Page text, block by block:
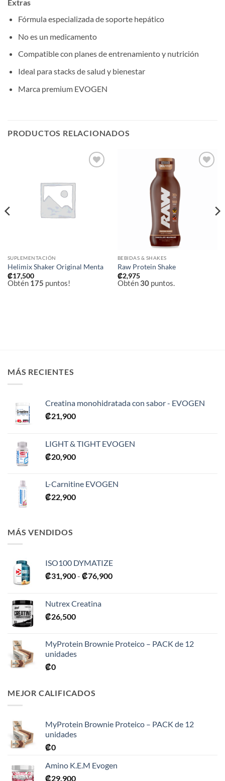
Extras
Fórmula especializada de soporte hepático
No es un medicamento
Compatible con planes de entrenamiento y nutrición
Ideal para stacks de salud y bienestar
Marca premium EVOGEN
PRODUCTOS RELACIONADOS
SUPLEMENTACIÓN
Helimix Shaker Original Menta
₡17,500
Obtén 175 puntos!
BEBIDAS & SHAKES
Raw Protein Shake
₡2,975
Obtén30puntos.
MÁS RECIENTES
Creatina monohidratada con sabor - EVOGEN
₡21,900
LIGHT & TIGHT EVOGEN
₡20,900
L-Carnitine EVOGEN
₡22,900
MÁS VENDIDOS
ISO100 DYMATIZE
₡31,900- ₡76,900Rango
Nutrex Creatina
₡26,500
MyProtein Brownie Proteico – PACK de 12
unidades
₡0
MEJOR CALIFICADOS
MyProtein Brownie Proteico – PACK de 12
unidades
₡0
Amino K.E.M Evogen
₡29,900